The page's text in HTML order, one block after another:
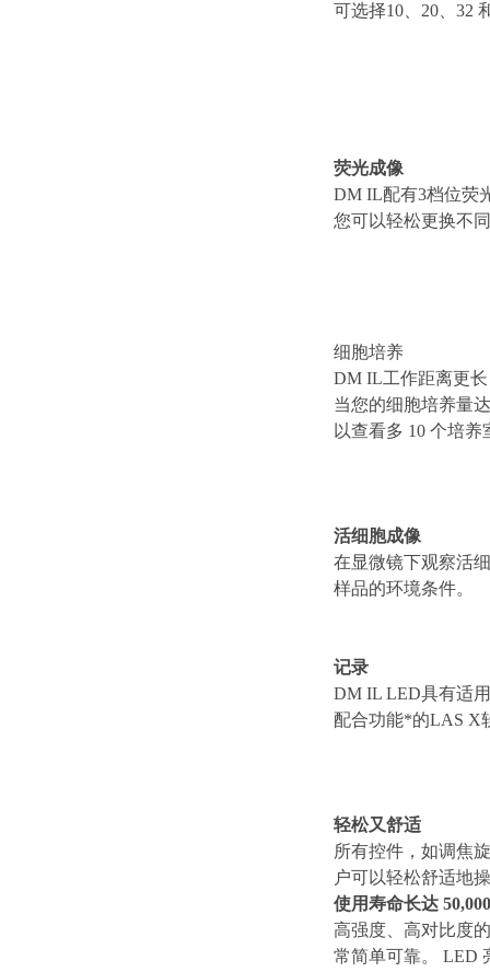
可选择10、20、32
荧光成像
DM IL配有3档位荧
您可以轻松更换不
细胞培养
DM IL工作距离更
当您的细胞培养量
以查看多 10 个培
活细胞成像
在显微镜下观察活
样品的环境条件。
记录
DM IL LED具有适
配合功能*的LAS X
轻松又舒适
所有控件，如调焦
户可以轻松舒适地
使用寿命长达
高强度、高对比度
常简单可靠。 LED